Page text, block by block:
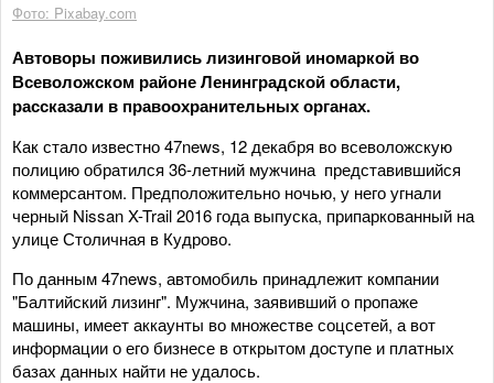
Фото: Pixabay.com
Автоворы поживились лизинговой иномаркой во
Всеволожском районе Ленинградской области,
рассказали в правоохранительных органах.
Как стало известно 47news, 12 декабря во всеволожскую
полицию обратился 36-летний мужчина представившийся
коммерсантом. Предположительно ночью, у него угнали
черный Nissan X-Trail 2016 года выпуска, припаркованный на
улице Столичная в Кудрово.
По данным 47news, автомобиль принадлежит компании
"Балтийский лизинг". Мужчина, заявивший о пропаже
машины, имеет аккаунты во множестве соцсетей, а вот
информации о его бизнесе в открытом доступе и платных
базах данных найти не удалось.